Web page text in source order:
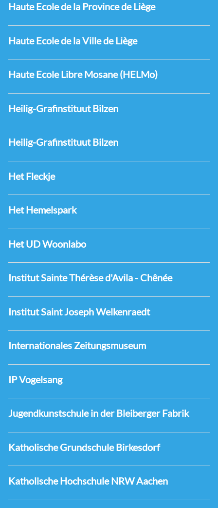
Haute Ecole de la Province de Liège
Haute Ecole de la Ville de Liège
Haute Ecole Libre Mosane (HELMo)
Heilig-Grafinstituut Bilzen
Heilig-Grafinstituut Bilzen
Het Fleckje
Het Hemelspark
Het UD Woonlabo
Institut Sainte Thérèse d'Avila - Chênée
Institut Saint Joseph Welkenraedt
Internationales Zeitungsmuseum
IP Vogelsang
Jugendkunstschule in der Bleiberger Fabrik
Katholische Grundschule Birkesdorf
Katholische Hochschule NRW Aachen